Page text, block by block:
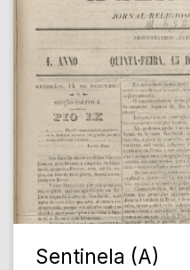
Sentinela (A)